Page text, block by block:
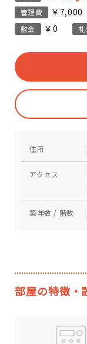
管理費 ￥7,000
敷金 ￥0 礼
住所
アクセス
築年数 / 階数
部屋の特徴・